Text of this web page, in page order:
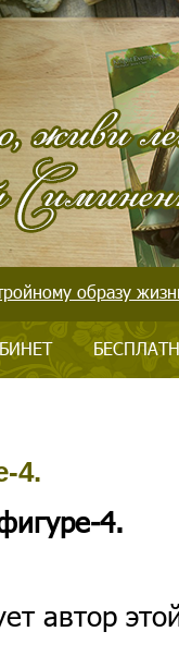
образу
4.
4.
автор